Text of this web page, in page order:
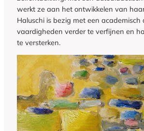
werkt ze aan het ontwikkelen van
Haluschi is bezig met een academisch
vaardigheden verder te verfijnen en
te versterken.